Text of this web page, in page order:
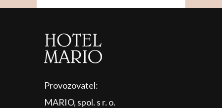
Provozovatel:
MARIO, spol. s r. o.